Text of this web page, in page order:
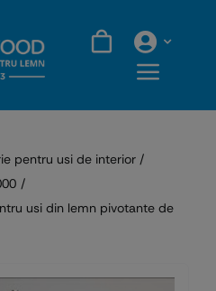
pentru usi de interior
usi din lemn pivotante de